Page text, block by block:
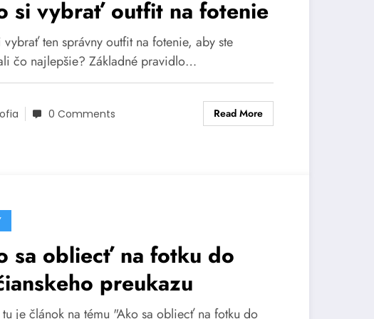
si vybrať outfit na fotenie
ten správny outfit na fotenie, aby ste
čo najlepšie? Základné pravidlo…
0 Comments Read More
sa obliecť na fotku do
preukazu
tu je článok na tému "Ako sa obliecť na fotku do